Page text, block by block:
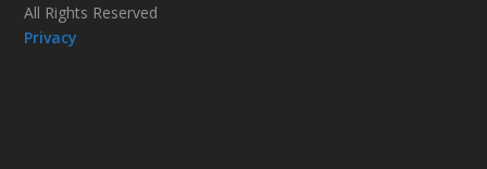
All Rights Reserved
Privacy